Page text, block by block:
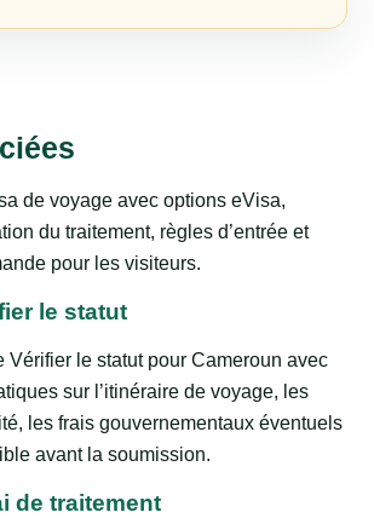
de voyage avec options eVisa,
du traitement, règles d’entrée et
pour les visiteurs.
le statut
Vérifier le statut pour Cameroun avec
sur l’itinéraire de voyage, les
les frais gouvernementaux éventuels
avant la soumission.
de traitement